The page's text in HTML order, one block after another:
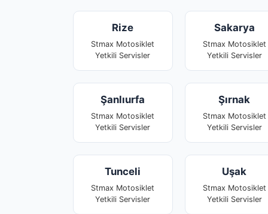
Rize
Stmax Motosiklet
Yetkili Servisler
Sakarya
Stmax Motosiklet
Yetkili Servisler
Şanlıurfa
Stmax Motosiklet
Yetkili Servisler
Şırnak
Stmax Motosiklet
Yetkili Servisler
Tunceli
Stmax Motosiklet
Yetkili Servisler
Uşak
Stmax Motosiklet
Yetkili Servisler